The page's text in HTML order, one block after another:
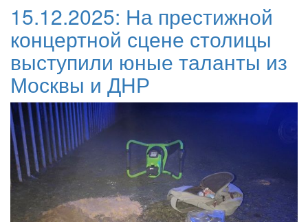
15.12.2025: На престижной
концертной сцене столицы
выступили юные таланты из
Москвы и ДНР